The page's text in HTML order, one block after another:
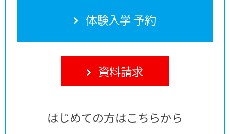
体験入学 予約
資料請求
はじめての方はこちらから